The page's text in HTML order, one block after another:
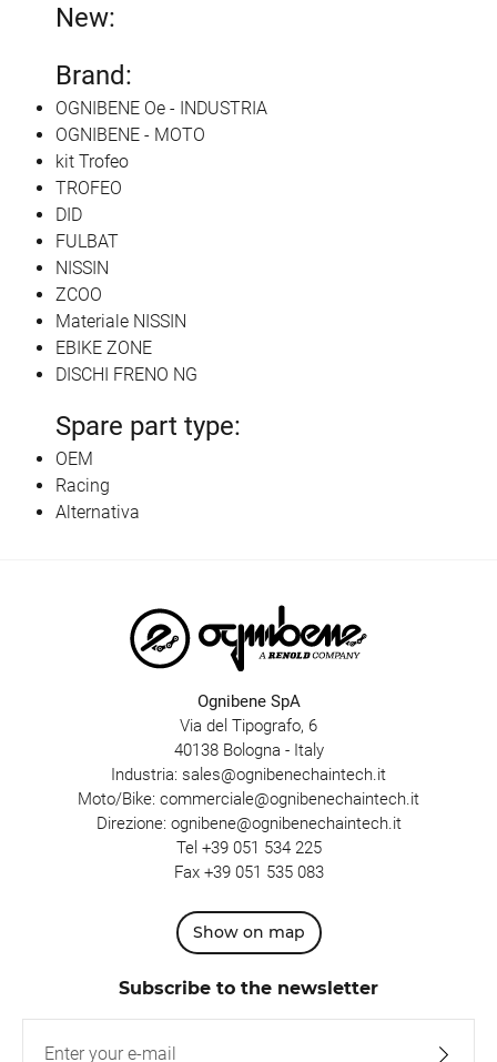
New:
Brand:
OGNIBENE Oe - INDUSTRIA
OGNIBENE - MOTO
kit Trofeo
TROFEO
DID
FULBAT
NISSIN
ZCOO
Materiale NISSIN
EBIKE ZONE
DISCHI FRENO NG
Spare part type:
OEM
Racing
Alternativa
Ognibene SpA
Via del Tipografo, 6
40138 Bologna - Italy
Industria: sales@ognibenechaintech.it
Moto/Bike: commerciale@ognibenechaintech.it
Direzione: ognibene@ognibenechaintech.it
Tel +39 051 534 225
Fax +39 051 535 083
Show on map
Subscribe to the newsletter